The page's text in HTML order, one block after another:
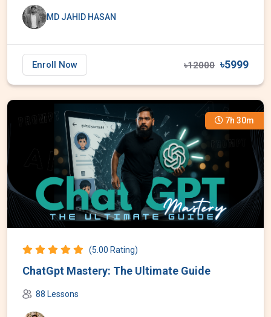
MD JAHID HASAN
Enroll Now ৳12000 ৳5999
7h 30m
(5.00 Rating)
ChatGpt Mastery: The Ultimate Guide
88 Lessons